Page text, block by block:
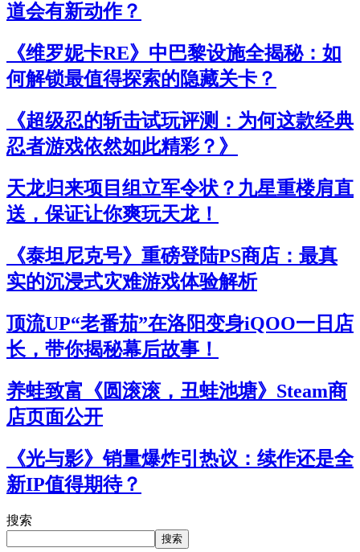
道会有新动作？
《维罗妮卡RE》中巴黎设施全揭秘：如
何解锁最值得探索的隐藏关卡？
《超级忍的斩击试玩评测：为何这款经典
忍者游戏依然如此精彩？》
天龙归来项目组立军令状？九星重楼肩直
送，保证让你爽玩天龙！
《泰坦尼克号》重磅登陆PS商店：最真
实的沉浸式灾难游戏体验解析
顶流UP“老番茄”在洛阳变身iQOO一日店
长，带你揭秘幕后故事！
养蛙致富《圆滚滚，丑蛙池塘》Steam商
店页面公开
《光与影》销量爆炸引热议：续作还是全
新IP值得期待？
搜索
搜索